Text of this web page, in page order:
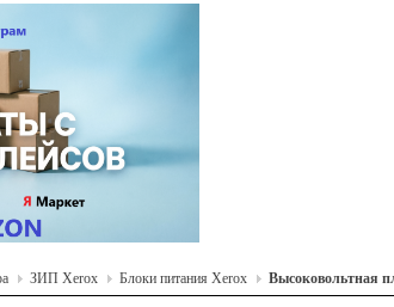
ЗИП Xerox Блоки питания Xerox Высоковольтная